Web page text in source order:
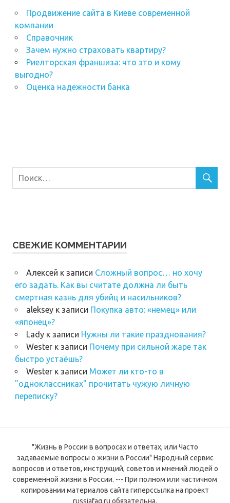
Продвижение сайта в Киеве современной
компании
Справочник
Зачем нужно страховать квартиру?
Риелторская франшиза: что это и кому
выгодно?
Оценка надежности банка
СВЕЖИЕ КОММЕНТАРИИ
Алексей к записи Сложный вопрос… но хочу
его задать. Как вы считате должна ли быть
смертная казнь для убийц и насильников?
alekseyк записи Покупка авто: «немец» или
«японец»?
Ladyк записи Нужны ли такие празднования?
Westerк записи Почему при сильной жаре так
быстро устаёшь?
Westerк записи Может ли кто-то в
"одноклассниках" прочитать чужую личную
переписку?
"Жизнь в России в вопросах и ответах, или Часто
задаваемые вопросы о жизни в России" Народный сервис
вопросов и ответов, инструкций, советов и мнений людей о
современной жизни в России. --- При полном или частичном
копировании материалов сайта гиперссылка на проект
russiafaq.ru обязательна.